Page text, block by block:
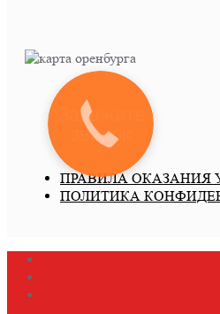
ПРАВИЛА ОКАЗАНИЯ
ПОЛИТИКА
Закажите
звонок